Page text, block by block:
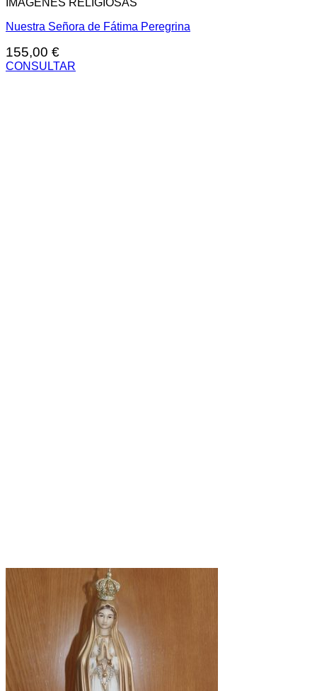
IMÁGENES RELIGIOSAS
Nuestra Señora de Fátima Peregrina
155,00 €
CONSULTAR